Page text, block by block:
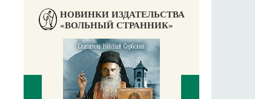
НОВИНКИ ИЗДАТЕЛЬСТВА
«ВОЛЬНЫЙ СТРАННИК»